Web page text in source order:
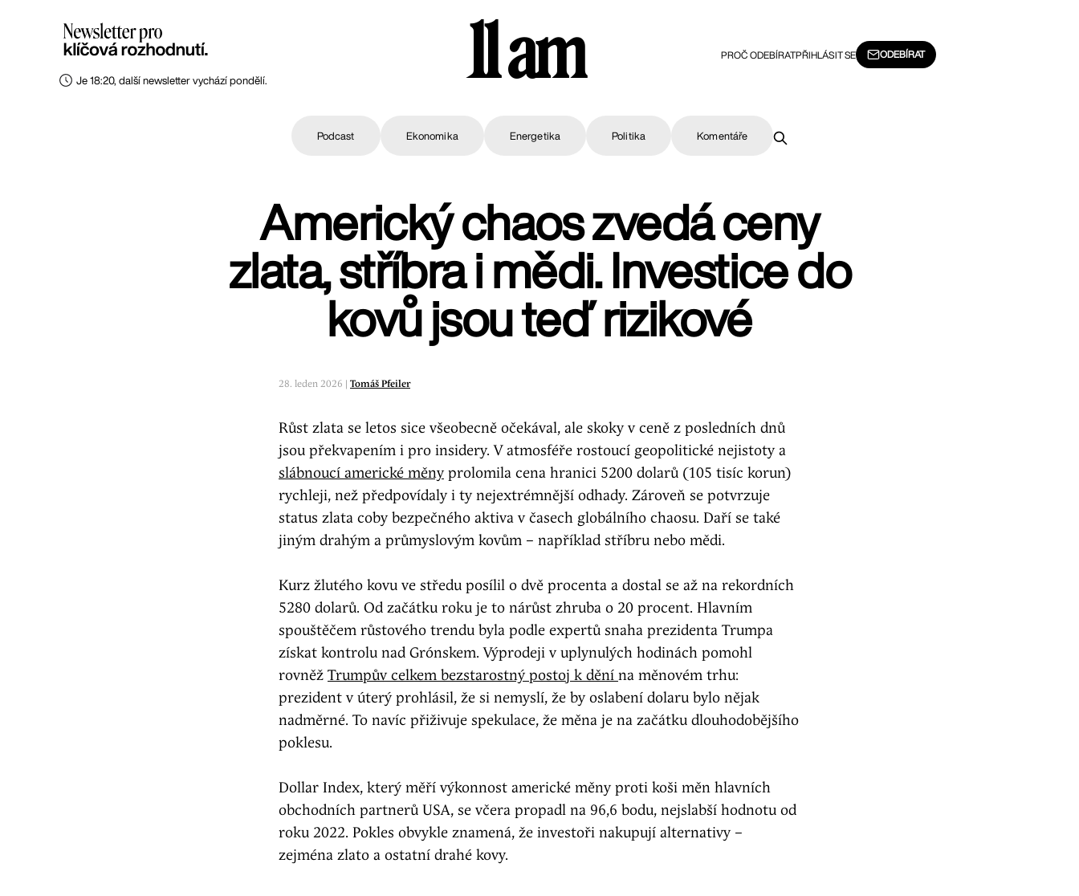
Je 18:20, další newsletter vychází pondělí. 11 am PROČ ODEBÍRATPŘIHLÁSIT SE ODEBÍRAT
Podcast Ekonomika Energetika Politika Komentáře
Americký chaos zvedá ceny
zlata, stříbra i mědi. Investice do
kovů jsou teď rizikové
28. leden 2026 | Tomáš Pfeiler
Růst zlata se letos sice všeobecně očekával, ale skoky v ceně z posledních dnů
jsou překvapením i pro insidery. V atmosféře rostoucí geopolitické nejistoty a
slábnoucí americké měnyprolomila cena hranici 5200 dolarů (105 tisíc korun)
rychleji, než předpovídaly i ty nejextrémnější odhady. Zároveň se potvrzuje
status zlata coby bezpečného aktiva v časech globálního chaosu. Daří se také
jiným drahým a průmyslovým kovům – například stříbru nebo mědi.
Kurz žlutého kovu ve středu posílil o dvě procenta a dostal se až na rekordních
5280 dolarů. Od začátku roku je to nárůst zhruba o 20 procent. Hlavním
spouštěčem růstového trendu byla podle expertů snaha prezidenta Trumpa
získat kontrolu nad Grónskem. Výprodeji v uplynulých hodinách pomohl
rovněž Trumpův celkem bezstarostný postoj k dění na měnovém trhu:
prezident v úterý prohlásil, že si nemyslí, že by oslabení dolaru bylo nějak
nadměrné. To navíc přiživuje spekulace, že měna je na začátku dlouhodobějšího
poklesu.
Dollar Index, který měří výkonnost americké měny proti koši měn hlavních
obchodních partnerů USA, se včera propadl na 96,6 bodu, nejslabší hodnotu od
roku 2022. Pokles obvykle znamená, že investoři nakupují alternativy –
zejména zlato a ostatní drahé kovy.